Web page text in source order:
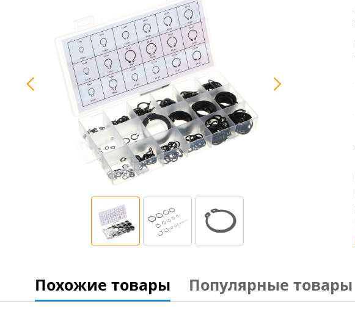
Похожие товары Популярные товары